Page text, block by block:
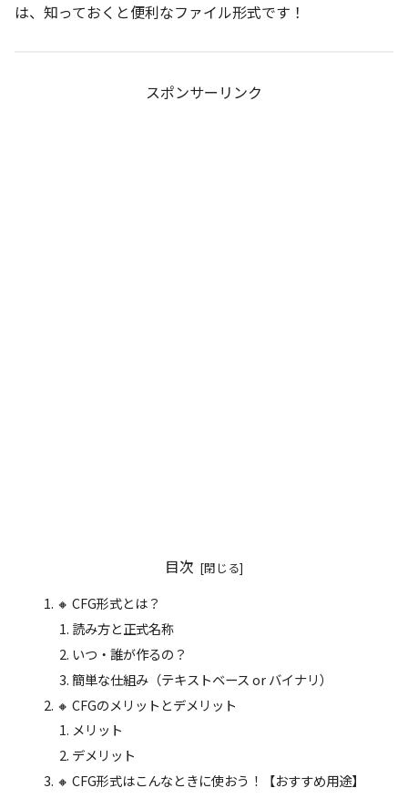
は、知っておくと便利なファイル形式です！
スポンサーリンク
目次
🔸 CFG形式とは？
読み方と正式名称
いつ・誰が作るの？
簡単な仕組み（テキストベース or バイナリ）
🔸 CFGのメリットとデメリット
メリット
デメリット
🔸 CFG形式はこんなときに使おう！【おすすめ用途】